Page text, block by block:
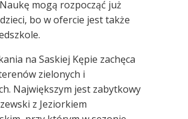
mogą rozpocząć już
bo w ofercie jest także
na Saskiej Kępie zachęca
zielonych i
Największym jest zabytkowy
z Jeziorkiem